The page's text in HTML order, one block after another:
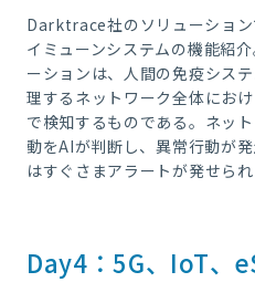
Darktrace社のソリューション
イミューンシステムの機能紹
ーションは、人間の免疫シス
理するネットワーク全体にお
で検知するものである。ネッ
動をAIが判断し、異常行動が
はすぐさまアラートが発せられ
Day4：5G、IoT、